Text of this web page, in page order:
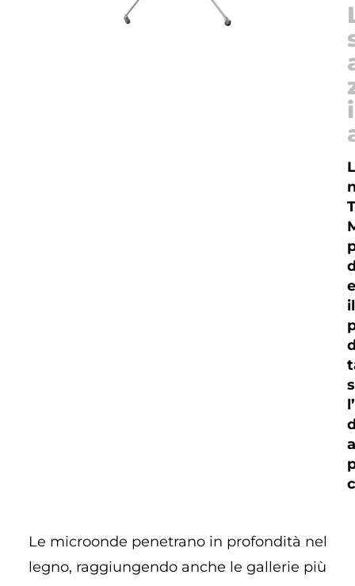
il
Le microonde penetrano in profondità nel
legno, raggiungendo anche le gallerie più